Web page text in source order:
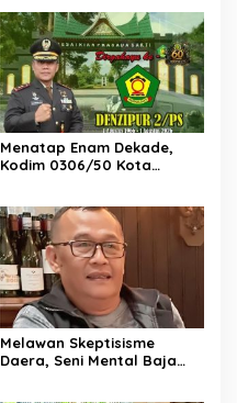
Menatap Enam Dekade,
Kodim 0306/50 Kota
Melawan Skeptisisme
Daera, Seni Mental Baja